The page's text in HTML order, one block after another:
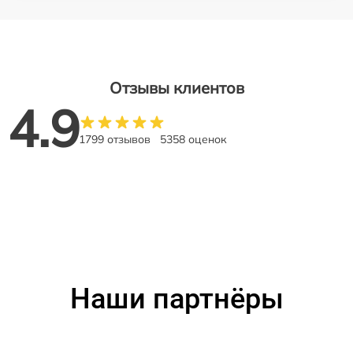
Отзывы клиентов
4.91799 отзывов 5358 оценок
Наши партнёры